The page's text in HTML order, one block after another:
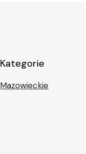
Kategorie
Mazowieckie